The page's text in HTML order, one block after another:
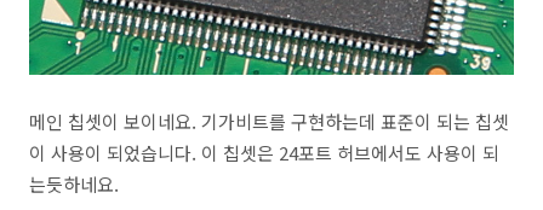
메인 칩셋이 보이네요. 기가비트를 구현하는데 표준이 되는 칩셋
이 사용이 되었습니다. 이 칩셋은 24포트 허브에서도 사용이 되
는듯하네요.